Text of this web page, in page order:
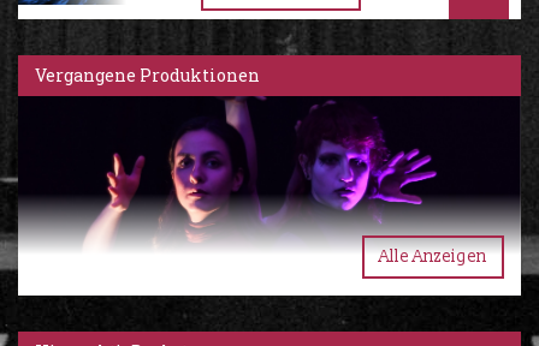
Vergangene Produktionen
Alle Anzeigen